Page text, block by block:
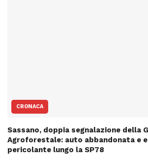
CRONACA
Sassano, doppia segnalazione della
Agroforestale: auto abbandonata e
pericolante lungo la SP78